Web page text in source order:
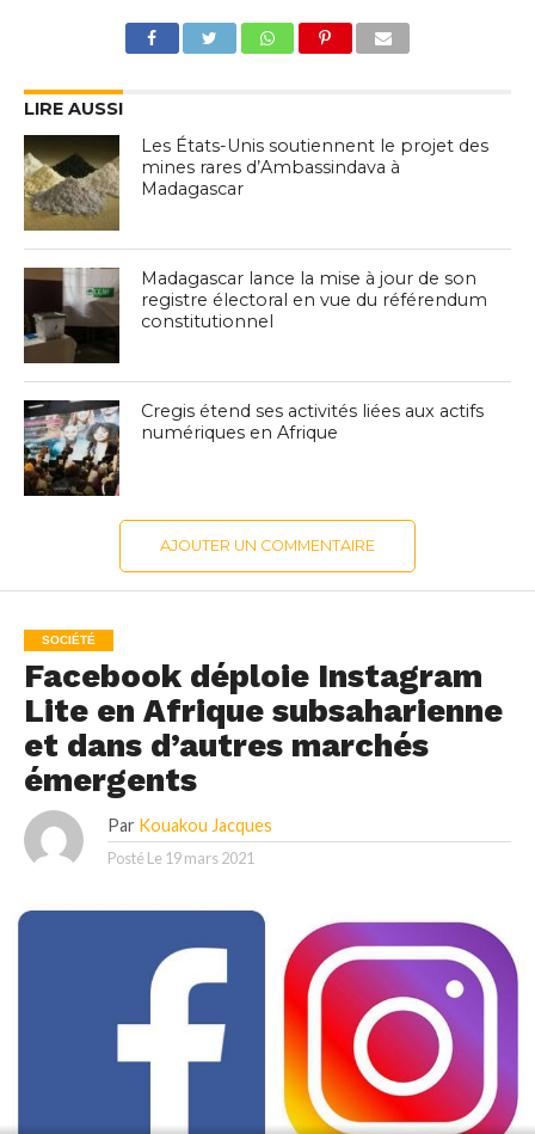
LIRE AUSSI
Les États-Unis soutiennent le projet des
mines rares d’Ambassindava à
Madagascar
Madagascar lance la mise à jour de son
registre électoral en vue du référendum
constitutionnel
Cregis étend ses activités liées aux actifs
numériques en Afrique
AJOUTER UN COMMENTAIRE
SOCIÉTÉ
Facebook déploie Instagram
Lite en Afrique subsaharienne
et dans d’autres marchés
émergents
Par Kouakou Jacques
Posté Le 19 mars 2021